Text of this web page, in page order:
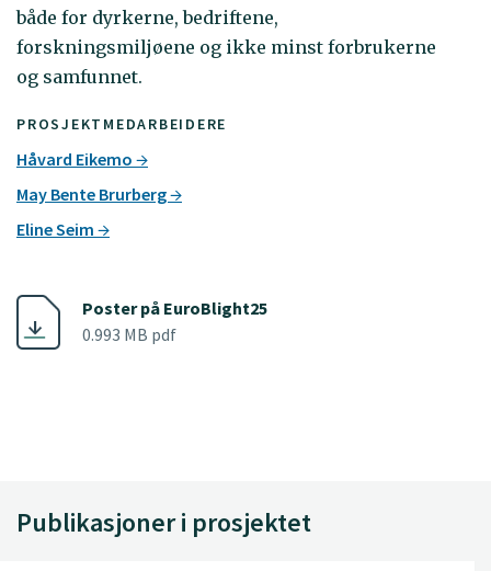
PROSJEKTMEDARBEIDERE
Håvard Eikemo
May Bente Brurberg
Eline Seim
Poster på EuroBlight25
0.993 MB pdf
både for dyrkerne, bedriftene,
forskningsmiljøene og ikke minst forbrukerne
og samfunnet.
Publikasjoner i prosjektet